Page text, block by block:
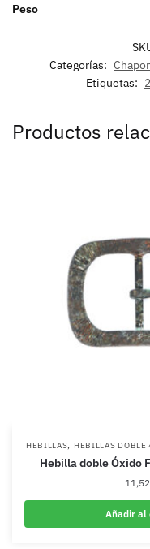
Peso
Categorías:
Etiquetas:
Productos
HEBILLAS, HEBILLAS DOBLE
Hebilla doble Óxido
11,52
Añadir al